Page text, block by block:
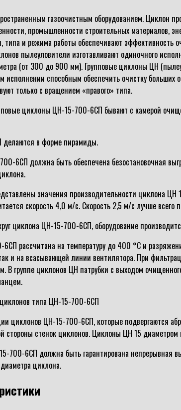
газоочистным оборудованием. Циклон
промышленности строительных материалов,
типа и режима работы обеспечивают
пылеуловители изготавливают одиночного
(от 300 до 900 мм). Групповые циклоны ЦН
способным обеспечить очистку больших
только с вращением «правого» типа.
циклоны ЦН-15-700-6СП бывают с камерой
в форме пирамиды.
6СП должна быть обеспечена безостановочная
значения производительности циклона
скорость 4,0 м/с. Скорость 2,5 м/с лучше всего
циклона ЦН-15-700-6СП, оборудование
рассчитана на температуру до 400 °С и
и на всасывающей линии вентилятора. При
В группе циклонов ЦН патрубки с выходом
типа ЦН-15-700-6СП
циклонов ЦН-15-700-6СП, которые подвергаются
стороны стенок циклонов. Циклоны ЦН 15
700-6СП должна быть гарантирована непрерывная
циклона.